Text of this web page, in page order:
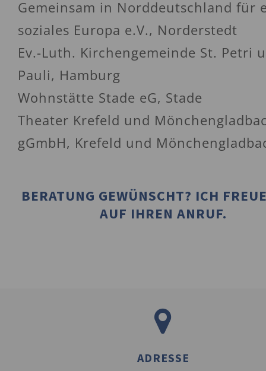
Gemeinsam in Norddeutschland für
soziales Europa e.V., Norderstedt
Ev.-Luth. Kirchengemeinde St. Petri
Pauli, Hamburg
Wohnstätte Stade eG, Stade
Theater Krefeld und
gGmbH, Krefeld und
BERATUNG GEWÜNSCHT? ICH
AUF IHREN ANRUF.
ADRESSE